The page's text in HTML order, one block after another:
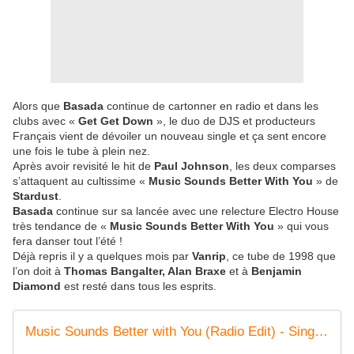
Alors que Basada continue de cartonner en radio et dans les
clubs avec « Get Get Down », le duo de DJS et producteurs
Français vient de dévoiler un nouveau single et ça sent encore
une fois le tube à plein nez.
Après avoir revisité le hit de Paul Johnson , les deux comparses
s’attaquent au cultissime « Music Sounds Better With You » de
Stardust
Basada continue sur sa lancée avec une relecture Electro House
très tendance de « Music Sounds Better With You » qui vous
fera danser tout l’été !
Déjà repris il y a quelques mois par Vanrip , ce tube de 1998 que
l’on doit à Thomas Bangalter, Alan Braxe et à Benjamin
Diamond est resté dans tous les esprits.
Music Sounds Better with You (Radio Edit) - Single de Basada sur Apple Music